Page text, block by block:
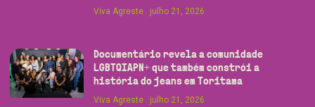
Viva Agreste
julho 21, 2026
Documentário revela a comunidade
LGBTQIAPN+ que também constrói a
história do jeans em Toritama
Viva Agreste
julho 21, 2026